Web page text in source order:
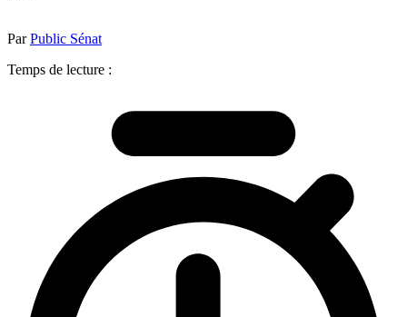
ParPublic Sénat
Temps de lecture :